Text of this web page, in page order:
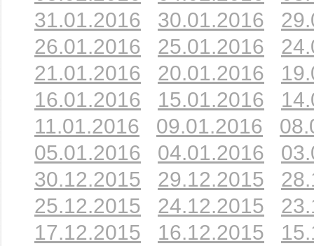
31.01.2016
30.01.2016
26.01.2016
25.01.2016
21.01.2016
20.01.2016
16.01.2016
15.01.2016
11.01.2016
09.01.2016
05.01.2016
04.01.2016
30.12.2015
29.12.2015
25.12.2015
24.12.2015
17.12.2015
16.12.2015